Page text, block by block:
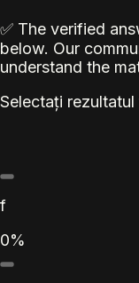
✅ The verified
below. Our
understand the
Selectați
f
0%